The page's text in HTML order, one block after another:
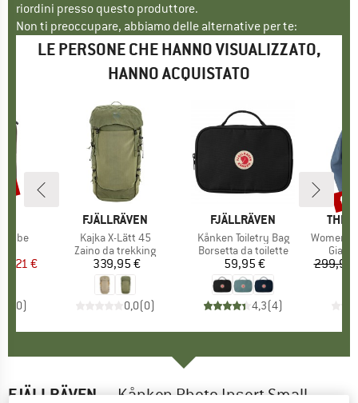
riordini presso questo produttore.
Non ti preoccupare, abbiamo delle alternative per te:
LE PERSONE CHE HANNO VISUALIZZATO,
HANNO ACQUISTATO
Cube
ridotto
€
0)
MARCHIO
FJÄLLRÄVEN
Articolo
Kajka X-Lätt 45
Gruppo di prodotti
Zaino da trekking
Prezzo
339,95 €
0,0(0)
MARCHIO
FJÄLLRÄVEN
Articolo
Kånken Toiletry Bag
Gruppo di prodotti
Borsetta da toilette
Prezzo
59,95 €
4,3(4)
THE
Articolo
Women's
299,95
FJÄLLRÄVEN
Kånken Photo Insert Small -